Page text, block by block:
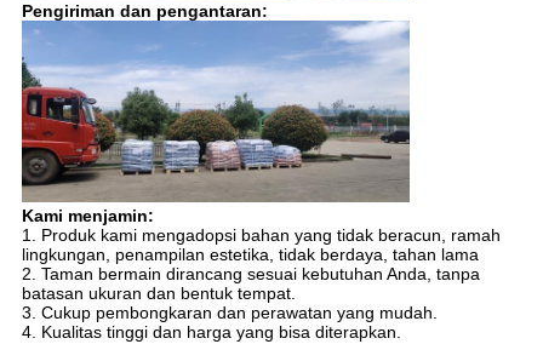
Pengiriman dan pengantaran:
Kami menjamin:
1. Produk kami mengadopsi bahan yang tidak beracun, ramah
lingkungan, penampilan estetika, tidak berdaya, tahan lama
2. Taman bermain dirancang sesuai kebutuhan Anda, tanpa
batasan ukuran dan bentuk tempat.
3. Cukup pembongkaran dan perawatan yang mudah.
4. Kualitas tinggi dan harga yang bisa diterapkan.